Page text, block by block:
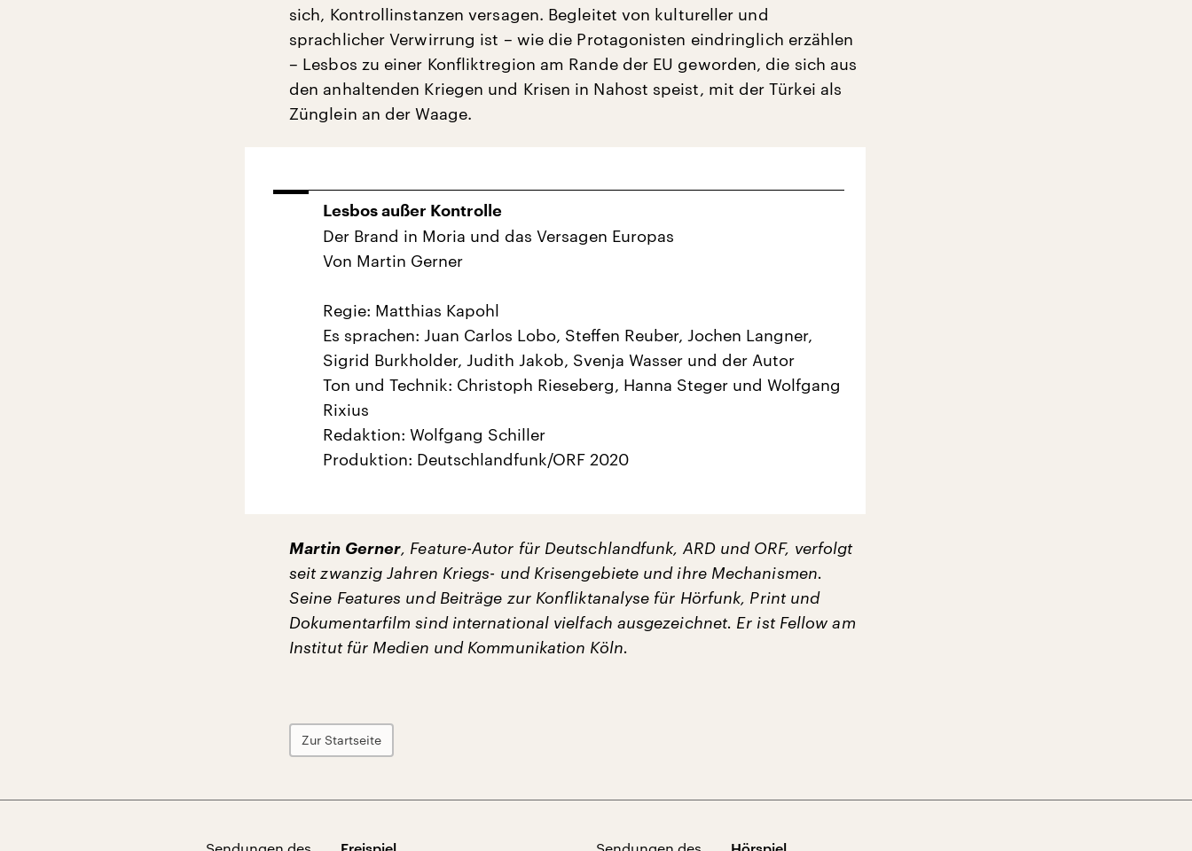
sich, Kontrollinstanzen versagen. Begleitet von kultureller und
sprachlicher Verwirrung ist – wie die Protagonisten eindringlich erzählen
– Lesbos zu einer Konfliktregion am Rande der EU geworden, die sich aus
den anhaltenden Kriegen und Krisen in Nahost speist, mit der Türkei als
Zünglein an der Waage.
Lesbos außer Kontrolle
Der Brand in Moria und das Versagen Europas
Von Martin Gerner
Regie: Matthias Kapohl
Es sprachen: Juan Carlos Lobo, Steffen Reuber, Jochen Langner,
Sigrid Burkholder, Judith Jakob, Svenja Wasser und der Autor
Ton und Technik: Christoph Rieseberg, Hanna Steger und Wolfgang
Rixius
Redaktion: Wolfgang Schiller
Produktion: Deutschlandfunk/ORF 2020
Martin Gerner, Feature-Autor für Deutschlandfunk, ARD und ORF, verfolgt
seit zwanzig Jahren Kriegs- und Krisengebiete und ihre Mechanismen.
Seine Features und Beiträge zur Konfliktanalyse für Hörfunk, Print und
Dokumentarfilm sind international vielfach ausgezeichnet. Er ist Fellow am
Institut für Medien und Kommunikation Köln.
Zur Startseite